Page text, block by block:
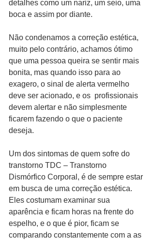
detalhes como um nariz, um seio, uma
boca e assim por diante.
Não condenamos a correção estética,
muito pelo contrário, achamos ótimo
que uma pessoa queira se sentir mais
bonita, mas quando isso para ao
exagero, o sinal de alerta vermelho
deve ser acionado, e os  profissionais
devem alertar e não simplesmente
ficarem fazendo o que o paciente
deseja.
Um dos sintomas de quem sofre do
transtorno TDC – Transtorno
Dismórfico Corporal, é de sempre estar
em busca de uma correção estética.
Eles costumam examinar sua
aparência e ficam horas na frente do
espelho, e o que é pior, ficam se
comparando constantemente com a as